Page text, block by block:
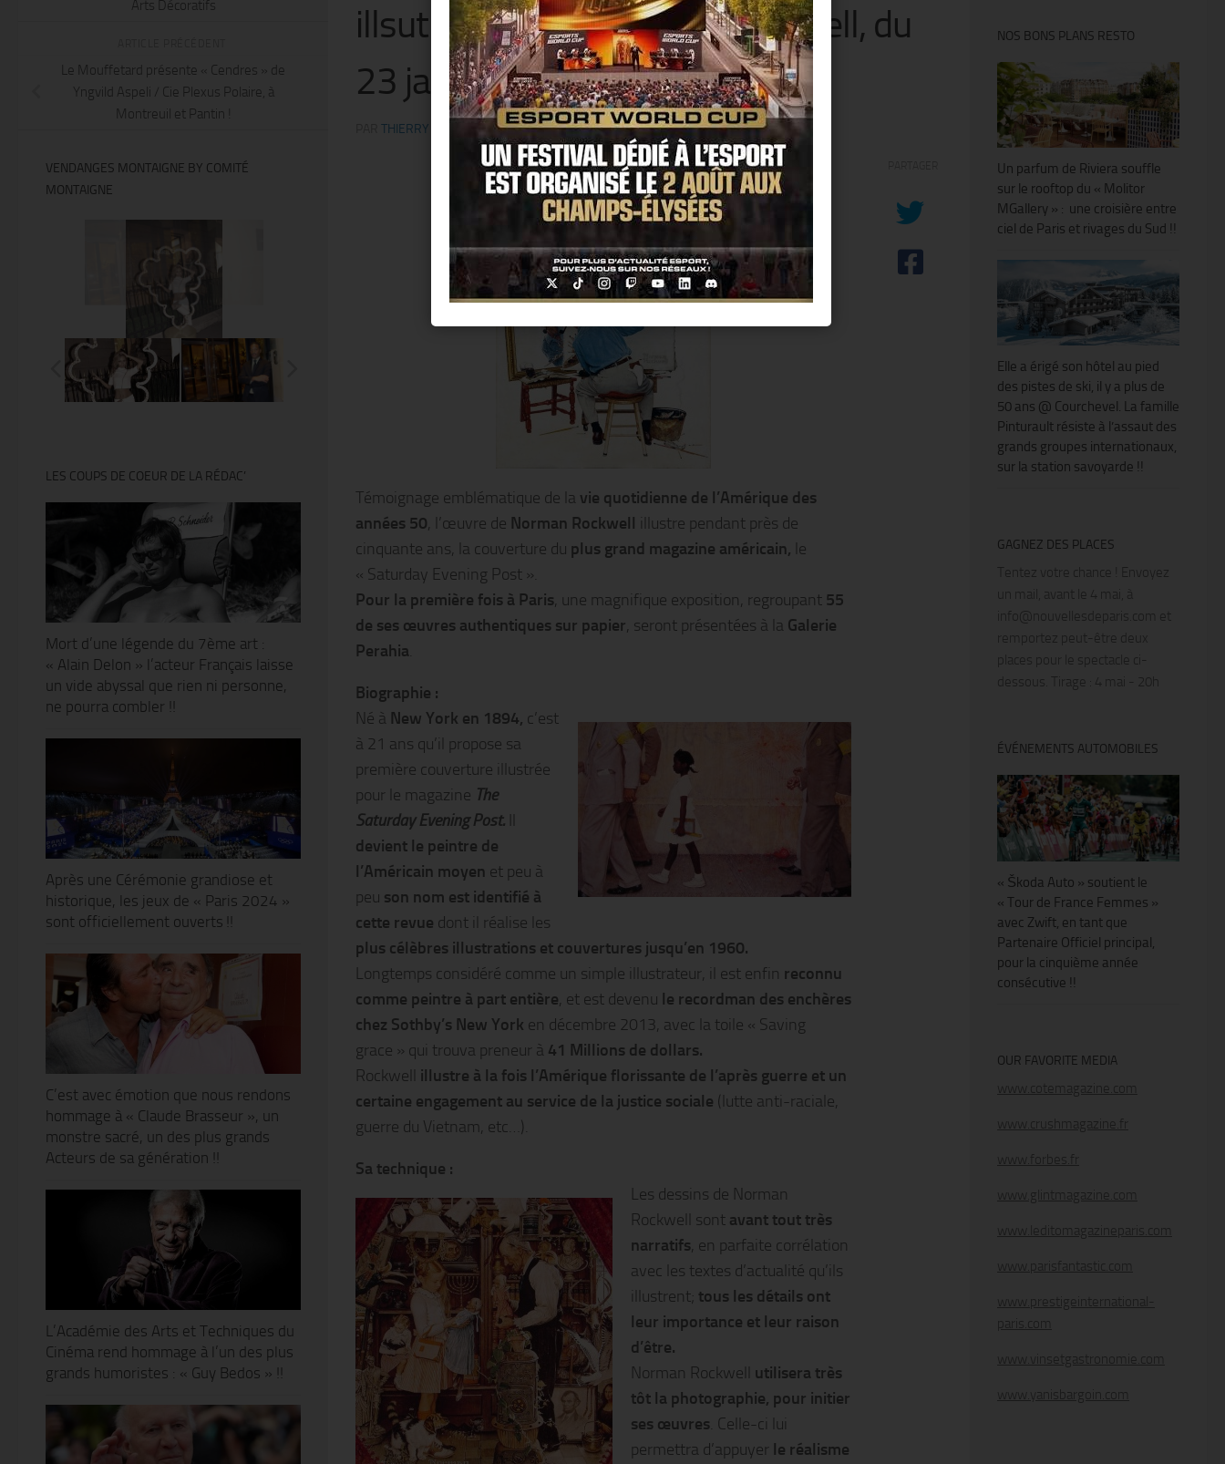
illsutrations de Norman Rockwell, du
23 janvier au 7 février
THIERRY KER · PUBLIÉ23 JANVIER 2015· MIS À JOUR6 JANVIER 2015
Témoignage emblématique de la vie quotidienne de l’Amérique des
années 50, l’œuvre de Norman Rockwell illustre pendant près de
cinquante ans, la couverture du plus grand magazine américain, le
« Saturday Evening Post ».
Pour la première fois à Paris, une magnifique exposition, regroupant 55
de ses œuvres authentiques sur papier, seront présentées à la Galerie
Perahia
Biographie :
Né à New York en 1894, c’est
à 21 ans qu’il propose sa
première couverture illustrée
pour le magazine The
Saturday Evening Post.
devient le peintre de
l’Américain moyen et peu à
peu son nom est identifié à
cette revue dont il réalise les
plus célèbres illustrations et couvertures jusqu’en 1960.
Longtemps considéré comme un simple illustrateur, il est enfin reconnu
comme peintre à part entière, et est devenu le recordman des enchères
chez Sothby’s New York en décembre 2013, avec la toile « Saving
grace » qui trouva preneur à 41 Millions de dollars.
Rockwell illustre à la fois l’Amérique florissante de l’après guerre et un
certaine engagement au service de la justice sociale (lutte anti-raciale,
guerre du Vietnam, etc…).
Sa technique :
Les dessins de Norman
Rockwell sont avant tout très
narratifs, en parfaite corrélation
avec les textes d’actualité qu’ils
illustrent; tous les détails ont
leur importance et leur raison
d’être.
Norman Rockwell utilisera très
tôt la photographie, pour initier
ses œuvres . Celle-ci lui
permettra d’appuyer le réalisme
Arts Décoratifs
Le Mouffetard présente « Cendres » de
Yngvild Aspeli / Cie Plexus Polaire, à
Montreuil et Pantin !
VENDANGES MONTAIGNE BY COMITÉ
MONTAIGNE
LES COUPS DE COEUR DE LA RÉDAC’
Mort d’une légende du 7ème art :
« Alain Delon » l’acteur Français laisse
un vide abyssal que rien ni personne,
ne pourra combler !!
Après une Cérémonie grandiose et
historique, les jeux de « Paris 2024 »
sont officiellement ouverts !!
C’est avec émotion que nous rendons
hommage à « Claude Brasseur », un
monstre sacré, un des plus grands
Acteurs de sa génération !!
L’Académie des Arts et Techniques du
Cinéma rend hommage à l’un des plus
grands humoristes : « Guy Bedos » !!
NOS BONS PLANS RESTO
Un parfum de Riviera souffle
sur le rooftop du « Molitor
MGallery » : une croisière entre
ciel de Paris et rivages du Sud !!
Elle a érigé son hôtel au pied
des pistes de ski, il y a plus de
50 ans @ Courchevel. La famille
Pinturault résiste à l’assaut des
grands groupes internationaux,
sur la station savoyarde !!
GAGNEZ DES PLACES
Tentez votre chance ! Envoyez
un mail, avant le 4 mai, à
info@nouvellesdeparis.com et
remportez peut-être deux
places pour le spectacle ci-
dessous. Tirage : 4 mai - 20h
ÉVÉNEMENTS AUTOMOBILES
« Škoda Auto » soutient le
« Tour de France Femmes »
avec Zwift, en tant que
Partenaire Officiel principal,
pour la cinquième année
consécutive !!
OUR FAVORITE MEDIA
www.cotemagazine.com
www.crushmagazine.fr
www.forbes.fr
www.glintmagazine.com
www.leditomagazineparis.com
www.parisfantastic.com
www.prestigeinternational-
paris.com
www.vinsetgastronomie.com
www.yanisbargoin.com